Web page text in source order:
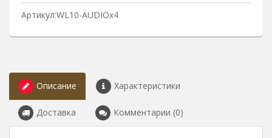
Артикул:WL10-AUDIOx4
Описание Характеристики
Доставка Комментарии (0)